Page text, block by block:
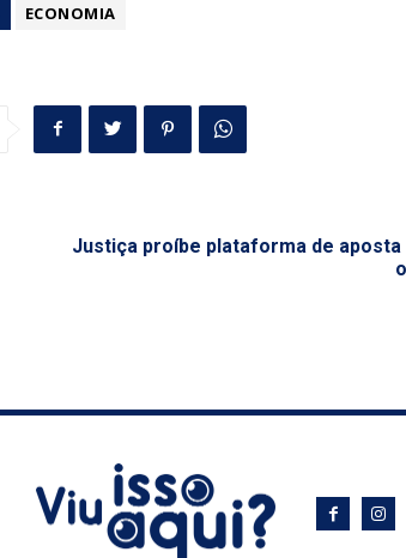
ECONOMIA
Justiça proíbe plataforma de